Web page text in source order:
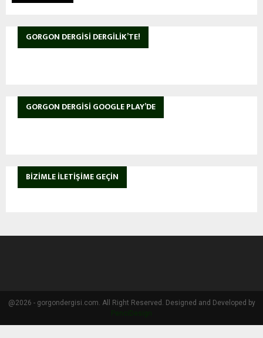
GORGON DERGISI DERGILIK’TE!
GORGON DERGISI GOOGLE PLAY’DE
BIZIMLE İLETIŞIME GEÇIN
@2026 - gorgondergisi.com. All Right Reserved. Designed and Developed by